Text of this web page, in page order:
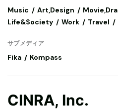
Music Art,Design
Life&Society
Work Travel
サブメディア
Fika Kompass
CINRA, Inc.